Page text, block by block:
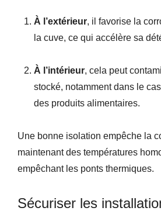
À l’extérieur, il favorise la
la cuve, ce qui accélère sa
À l’intérieur, cela peut
stocké, notamment dans le
des produits alimentaires.
Une bonne isolation empêche la
maintenant des températures
empêchant les ponts thermiques.
Sécuriser les